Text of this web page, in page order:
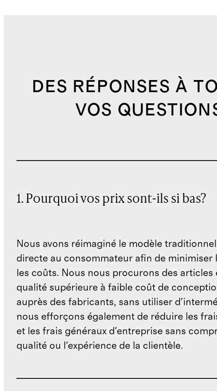
DES RÉPONSES À
VOS
1. Pourquoi vos prix sont-ils si bas?
Nous avons réimaginé le modèle
directe au consommateur afin de minimiser
les coûts. Nous nous procurons des articles
qualité supérieure à faible coût de
auprès des fabricants, sans utiliser
nous efforçons également de réduire les
et les frais généraux d'entreprise sans
qualité ou l'expérience de la clientèle.